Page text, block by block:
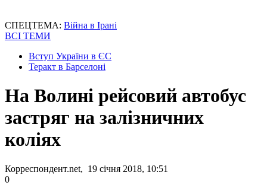
СПЕЦТЕМА: Війна в Ірані
ВСІ ТЕМИ
Вступ України в ЄС
Теракт в Барселоні
На Волині рейсовий автобус
застряг на залізничних
коліях
Корреспондент.net, 19 січня 2018, 10:51
0